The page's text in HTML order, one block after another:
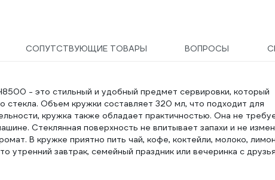
СОПУТСТВУЮЩИЕ ТОВАРЫ ВОПРОСЫ
- это стильный и удобный предмет сервировки, который
стекла. Объем кружки составляет 320 мл, что подходит для
кружка также обладает практичностью. Она не
Стеклянная поверхность не впитывает запахи и не
В кружке приятно пить чай, кофе, коктейли, молоко,
утренний завтрак, семейный праздник или вечеринка с